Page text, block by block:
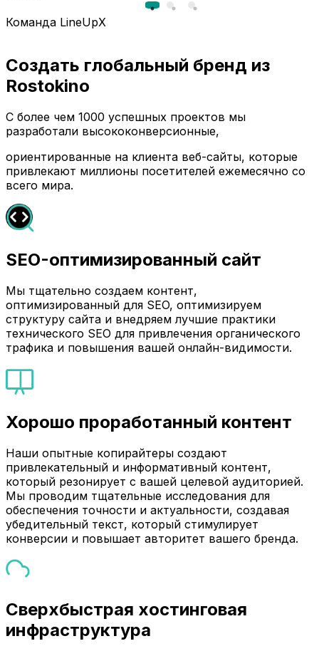
Команда LineUpX
Создать глобальный бренд из
Rostokino
С более чем 1000 успешных проектов мы
разработали высококонверсионные,
ориентированные на клиента веб-сайты, которые
привлекают миллионы посетителей ежемесячно со
всего мира.
SEO-оптимизированный сайт
Мы тщательно создаем контент,
оптимизированный для SEO, оптимизируем
структуру сайта и внедряем лучшие практики
технического SEO для привлечения органического
трафика и повышения вашей онлайн-видимости.
Хорошо проработанный контент
Наши опытные копирайтеры создают
привлекательный и информативный контент,
который резонирует с вашей целевой аудиторией.
Мы проводим тщательные исследования для
обеспечения точности и актуальности, создавая
убедительный текст, который стимулирует
конверсии и повышает авторитет вашего бренда.
Сверхбыстрая хостинговая
инфраструктура